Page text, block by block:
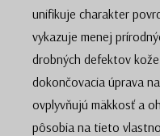
unifikuje charakter
vykazuje menej
drobných defektov
dokončovacia úprava
ovplyvňujú mäkkosť a
pôsobia na tieto